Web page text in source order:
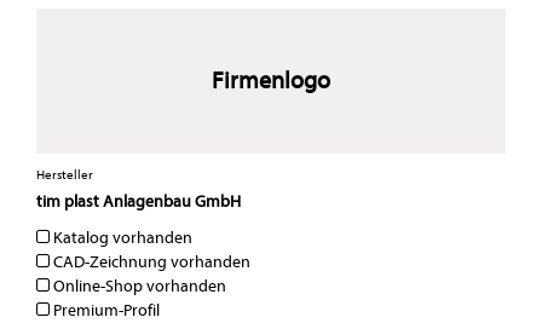
Firmenlogo
Hersteller
tim plast Anlagenbau GmbH
Katalog vorhanden
CAD-Zeichnung vorhanden
Online-Shop vorhanden
Premium-Profil